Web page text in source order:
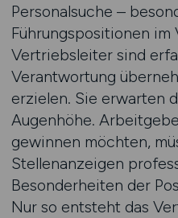
Personalsuche –
Führungspositionen im
Vertriebsleiter sind
Verantwortung
erzielen. Sie erwarten
Augenhöhe.
gewinnen möchten,
Stellenanzeigen
Besonderheiten der
Nur so entsteht das